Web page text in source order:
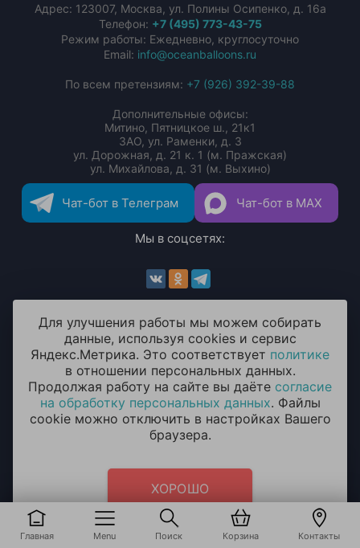
Главная Menu Поиск Корзина Контакты
Адрес: 123007, Москва, ул. Полины Осипенко, д. 16а
Телефон: +7 (495) 773-43-75
Режим работы: Ежедневно, круглосуточно
Email: info@oceanballoons.ru
По всем претензиям: +7 (926) 392-39-88
Дополнительные офисы:
Митино, Пятницкое ш., 21к1
ЗАО, ул. Раменки, д. 3
ул. Дорожная, д. 21 к. 1 (м. Пражская)
ул. Михайлова, д. 31 (м. Выхино)
Чат-бот в Телеграм Чат-бот в MAX
Мы в соцсетях:
Мы принимаем к оплате:
ИП Мхитарян Эмиля Ариковна
ОГРН / ОГРНИП: 319508100076230
Для улучшения работы мы можем собирать
данные, используя cookies и сервис
Яндекс.Метрика. Это соответствует политике
в отношении персональных данных.
Продолжая работу на сайте вы даёте согласие
на обработку персональных данных. Файлы
cookie можно отключить в настройках Вашего
браузера.
ХОРОШО